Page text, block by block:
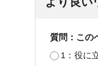
質問：この
1：役に